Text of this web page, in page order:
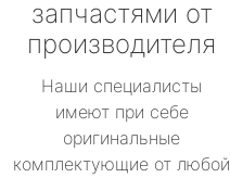
запчастями от
производителя
Наши специалисты
имеют при себе
оригинальные
комплектующие от любой